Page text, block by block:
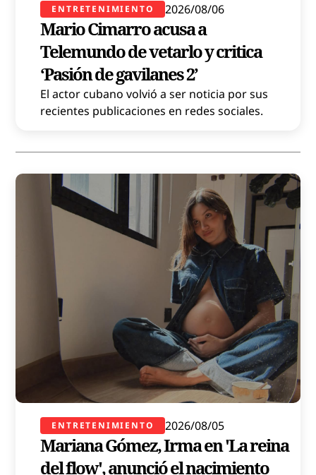
ENTRETENIMIENTO 2026/08/06
Mario Cimarro acusa a
Telemundo de vetarlo y critica
‘Pasión de gavilanes 2’
El actor cubano volvió a ser noticia por sus
recientes publicaciones en redes sociales.
ENTRETENIMIENTO 2026/08/05
Mariana Gómez, Irma en 'La reina
del flow', anunció el nacimiento